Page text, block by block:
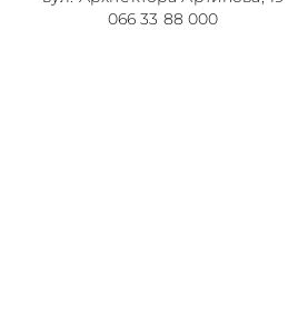
066 33 88 000